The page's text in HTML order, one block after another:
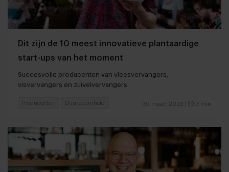
Dit zijn de 10 meest innovatieve plantaardige
start-ups van het moment
Succesvolle producenten van vleesvervangers,
visvervangers en zuivelvervangers
30 maart 2023 3 min
Producenten Duurzaamheid